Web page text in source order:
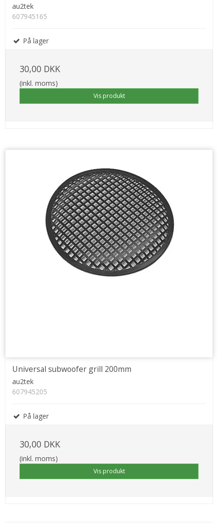
au2tek
607945165
På lager
30,00 DKK
(inkl. moms)
Vis produkt
Universal subwoofer grill 200mm
au2tek
607945205
På lager
30,00 DKK
(inkl. moms)
Vis produkt